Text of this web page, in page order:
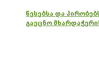
წესებსა და
გაეცნო